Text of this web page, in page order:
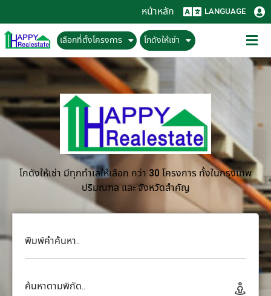
หน้าหลัก LANGUAGE
เลือกที่ตั้งโครงการ โกดังให้เช่า
โกดังให้เช่า มีทุกทำเลให้เลือก กว่า 30 โครงการ ทั้งในกรุงเทพ
ปริมณฑล และ จังหวัดสำคัญ
พิมพ์คำค้นหา..
ค้นหาตามพิกัด..